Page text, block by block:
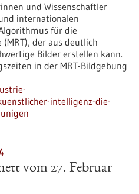
und Wissenschaftler
internationalen
für die
der aus deutlich
Bilder erstellen kann.
in der MRT-Bildgebung
intelligenz-die-
vom 27. Februar